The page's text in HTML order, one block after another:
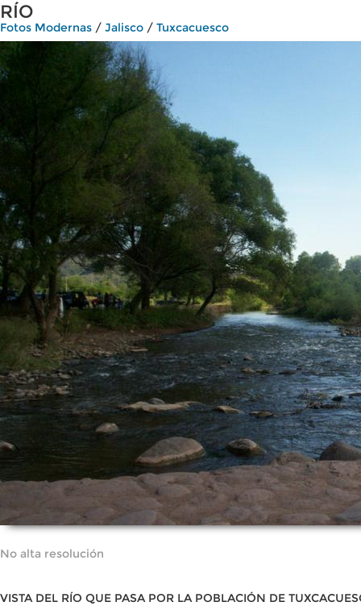
RÍO
Fotos Modernas / Jalisco / Tuxcacuesco
No alta resolución
VISTA DEL RÍO QUE PASA POR LA POBLACIÓN DE